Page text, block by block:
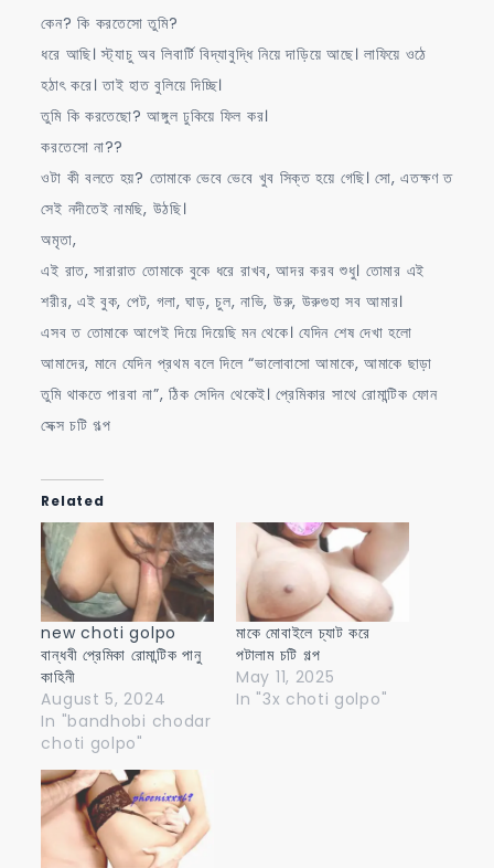
কেন? কি করতেসো তুমি?
ধরে আছি। স্ট্যাচু অব লিবার্টি বিদ্যাবুদ্ধি নিয়ে দাড়িয়ে আছে। লাফিয়ে ওঠে
হঠাৎ করে। তাই হাত বুলিয়ে দিচ্ছি।
তুমি কি করতেছো? আঙ্গুল ঢুকিয়ে ফিল কর।
করতেসো না??
ওটা কী বলতে হয়? তোমাকে ভেবে ভেবে খুব সিক্ত হয়ে গেছি। সো, এতক্ষণ ত
সেই নদীতেই নামছি, উঠছি।
অমৃতা,
এই রাত, সারারাত তোমাকে বুকে ধরে রাখব, আদর করব শুধু। তোমার এই
শরীর, এই বুক, পেট, গলা, ঘাড়, চুল, নাভি, উরু, উরুগুহা সব আমার।
এসব ত তোমাকে আগেই দিয়ে দিয়েছি মন থেকে। যেদিন শেষ দেখা হলো
আমাদের, মানে যেদিন প্রথম বলে দিলে “ভালোবাসো আমাকে, আমাকে ছাড়া
তুমি থাকতে পারবা না”, ঠিক সেদিন থেকেই। প্রেমিকার সাথে রোমান্টিক ফোন
সেক্স চটি গল্প
Related
new choti golpo
বান্ধবী প্রেমিকা রোমান্টিক পানু
কাহিনী
August 5, 2024
In "bandhobi chodar
choti golpo"
মাকে মোবাইলে চ্যাট করে
পটালাম চটি গল্প
May 11, 2025
In "3x choti golpo"